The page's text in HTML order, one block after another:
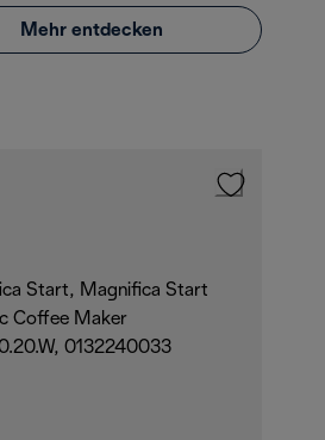
Mehr entdecken